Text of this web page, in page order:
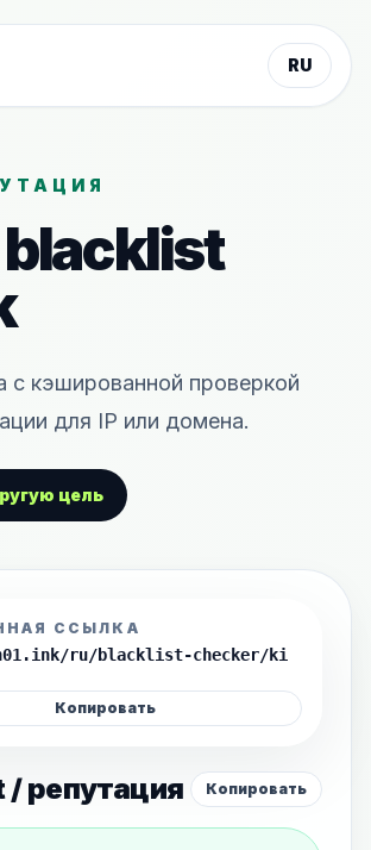
RU
с кэшированной проверкой
для IP или домена.
цель
ССЫЛКА
ru/blacklist-checker/ki
Копировать
/ репутация Копировать